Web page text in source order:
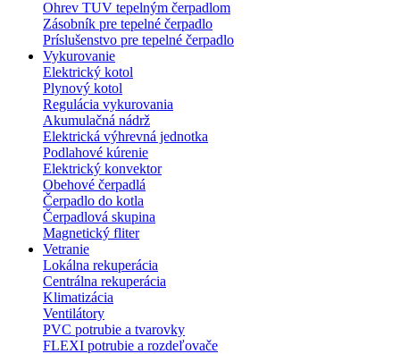
Ohrev TUV tepelným čerpadlom
Zásobník pre tepelné čerpadlo
Príslušenstvo pre tepelné čerpadlo
Vykurovanie
Elektrický kotol
Plynový kotol
Regulácia vykurovania
Akumulačná nádrž
Elektrická výhrevná jednotka
Podlahové kúrenie
Elektrický konvektor
Obehové čerpadlá
Čerpadlo do kotla
Čerpadlová skupina
Magnetický fliter
Vetranie
Lokálna rekuperácia
Centrálna rekuperácia
Klimatizácia
Ventilátory
PVC potrubie a tvarovky
FLEXI potrubie a rozdeľovače